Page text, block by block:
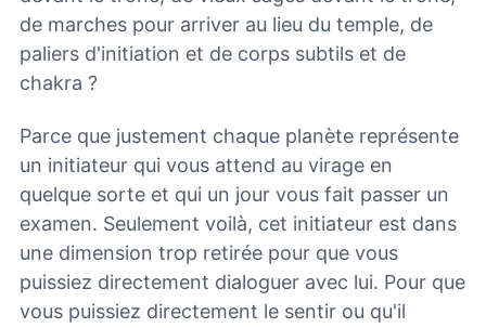
de marches pour arriver au lieu du temple, de
paliers d'initiation et de corps subtils et de
chakra ?
Parce que justement chaque planète représente
un initiateur qui vous attend au virage en
quelque sorte et qui un jour vous fait passer un
examen. Seulement voilà, cet initiateur est dans
une dimension trop retirée pour que vous
puissiez directement dialoguer avec lui. Pour que
vous puissiez directement le sentir ou qu'il